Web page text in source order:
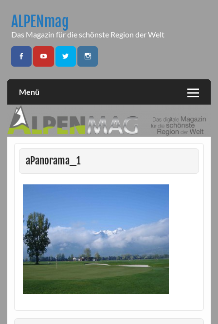
contentALPENmag
Das Magazin für die schönste Region der Welt
Menü
aPanorama_1